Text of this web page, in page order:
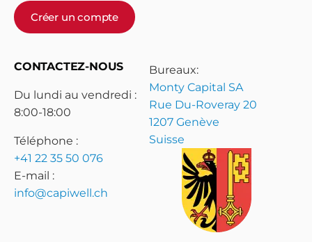
Créer un compte
CONTACTEZ-NOUS
Du lundi au vendredi :
8:00-18:00
Téléphone :
+41 22 35 50 076
E-mail :
info@capiwell.ch
Bureaux:
Monty Capital SA
Rue Du-Roveray 20
1207 Genève
Suisse